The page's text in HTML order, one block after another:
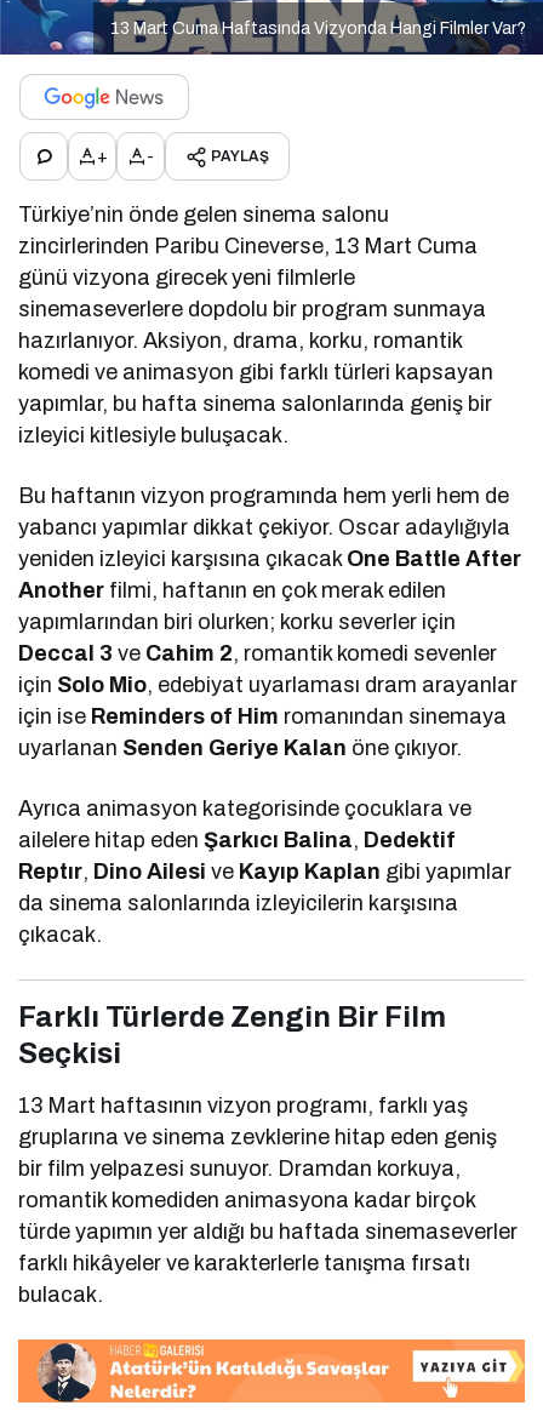
13 Mart Cuma Haftasında Vizyonda Hangi Filmler Var?
+ - PAYLAŞ
Türkiye’nin önde gelen sinema salonu
zincirlerinden Paribu Cineverse, 13 Mart Cuma
günü vizyona girecek yeni filmlerle
sinemaseverlere dopdolu bir program sunmaya
hazırlanıyor. Aksiyon, drama, korku, romantik
komedi ve animasyon gibi farklı türleri kapsayan
yapımlar, bu hafta sinema salonlarında geniş bir
izleyici kitlesiyle buluşacak.
Bu haftanın vizyon programında hem yerli hem de
yabancı yapımlar dikkat çekiyor. Oscar adaylığıyla
yeniden izleyici karşısına çıkacak One Battle After
Another filmi, haftanın en çok merak edilen
yapımlarından biri olurken; korku severler için
Deccal 3 ve Cahim 2, romantik komedi sevenler
için Solo Mio, edebiyat uyarlaması dram arayanlar
için ise Reminders of Him romanından sinemaya
uyarlanan Senden Geriye Kalan öne çıkıyor.
Ayrıca animasyon kategorisinde çocuklara ve
ailelere hitap edenŞarkıcı Balina, Dedektif
Reptır, Dino Ailesi ve Kayıp Kaplan gibi yapımlar
da sinema salonlarında izleyicilerin karşısına
çıkacak.
Farklı Türlerde Zengin Bir Film
Seçkisi
13 Mart haftasının vizyon programı, farklı yaş
gruplarına ve sinema zevklerine hitap eden geniş
bir film yelpazesi sunuyor. Dramdan korkuya,
romantik komediden animasyona kadar birçok
türde yapımın yer aldığı bu haftada sinemaseverler
farklı hikâyeler ve karakterlerle tanışma fırsatı
bulacak.